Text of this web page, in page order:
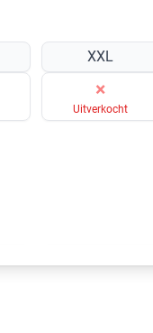
XXL
×
Uitverkocht